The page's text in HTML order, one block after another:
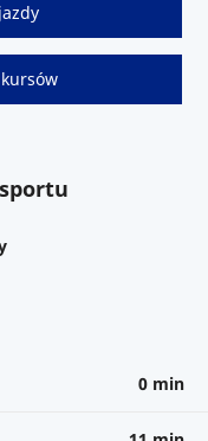
0 min